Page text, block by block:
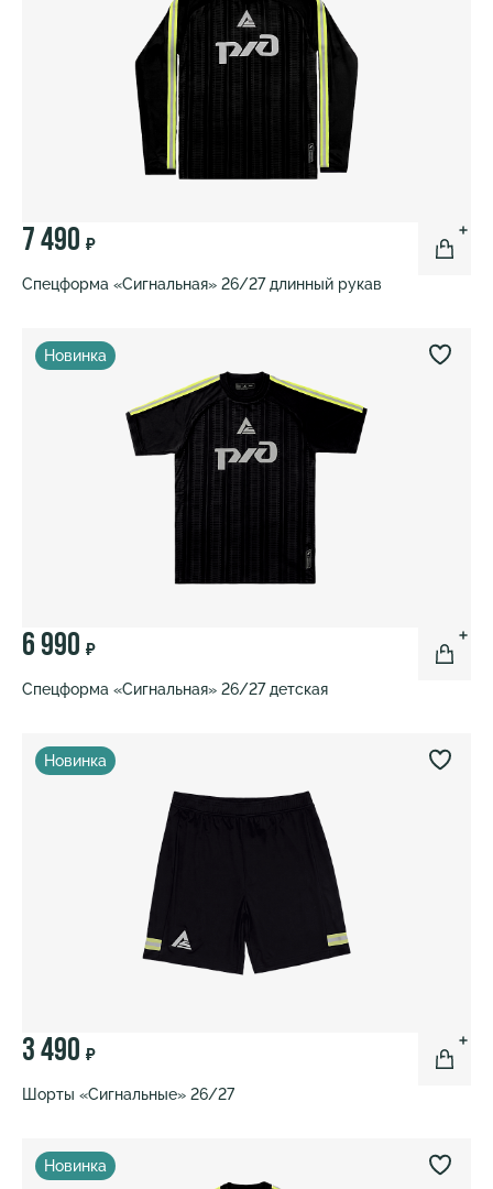
7 490 ₽
Спецформа «Сигнальная» 26/27 длинный рукав
Новинка
6 990 ₽
Спецформа «Сигнальная» 26/27 детская
Новинка
3 490 ₽
Шорты «Сигнальные» 26/27
Новинка